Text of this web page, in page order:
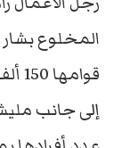
المخلوع
إلى جانب